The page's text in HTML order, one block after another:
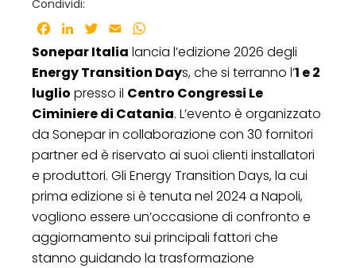
Condividi:
Facebook
LinkedInTwitter
Email
Sonepar Italia lancia l’edizione 2026 degli
Energy Transition Days, che si terranno l’1 e 2
luglio presso il Centro Congressi Le
Ciminiere di Catania. L’evento è organizzato
da Sonepar in collaborazione con 30 fornitori
partner ed è riservato ai suoi clienti installatori
e produttori. Gli Energy Transition Days, la cui
prima edizione si è tenuta nel 2024 a Napoli,
vogliono essere un’occasione di confronto e
aggiornamento sui principali fattori che
stanno guidando la trasformazione